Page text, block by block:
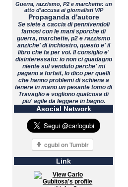
Guerra, razzismo, P2 e marchette: un
atto d’accusa ai giornalisti VIP
Propaganda d'autore
Se siete a caccia di pennivendoli
famosi con le mani sporche di
guerra, marchette, p2 e razzismo
anziche' di inchiostro, questo e' il
libro che fa per voi. Il consiglio e'
disinteressato: io non ci guadagno
niente sul venduto perche' mi
pagano a forfait, lo dico per quelli
che hanno problemi di schiena a
tenere in mano un pesante tomo di
Travaglio e vogliono qualcosa di
piu' agile da leggere in bagno.
Asocial Network
Link